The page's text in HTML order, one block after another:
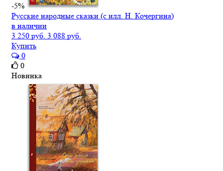
-5%
Русские народные сказки (с илл. Н. Кочергина)
в наличии
3 250 руб. 3 088 руб.
Купить
0
0
Новинка